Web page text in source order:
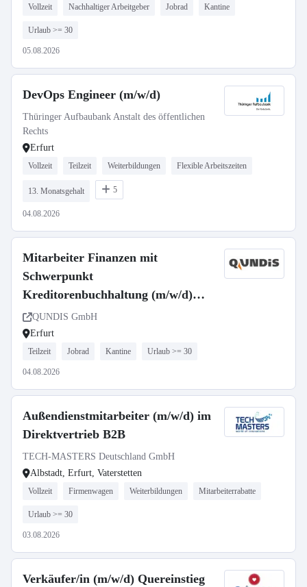
Vollzeit Nachhaltiger Arbeitgeber Jobrad Kantine
Urlaub >= 30
05.08.2026
DevOps Engineer (m/w/d)
Thüringer Aufbaubank Anstalt des öffentlichen
Rechts
Erfurt
Vollzeit Teilzeit Weiterbildungen Flexible Arbeitszeiten
13. Monatsgehalt 5
04.08.2026
Mitarbeiter Finanzen mit
Schwerpunkt
Kreditorenbuchhaltung (m/w/d)
Teilzeit
QUNDIS GmbH
Erfurt
Teilzeit Jobrad Kantine Urlaub >= 30
04.08.2026
Außendienstmitarbeiter (m/w/d) im
Direktvertrieb B2B
TECH-MASTERS Deutschland GmbH
Albstadt, Erfurt, Vaterstetten
Vollzeit Firmenwagen Weiterbildungen Mitarbeiterrabatte
Urlaub >= 30
03.08.2026
Verkäufer/in (m/w/d) Quereinstieg